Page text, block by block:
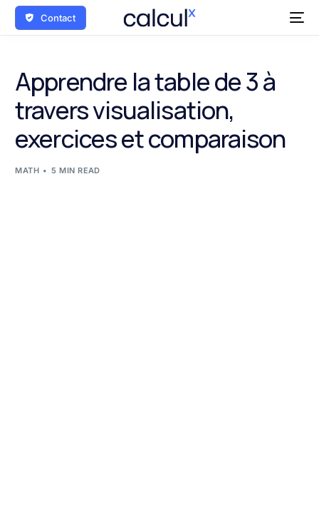
Contact
Apprendre la table de 3 à
travers visualisation,
exercices et comparaison
MATH 5 MIN READ